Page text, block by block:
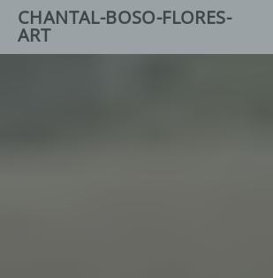
CHANTAL-BOSO-FLORES-
ART